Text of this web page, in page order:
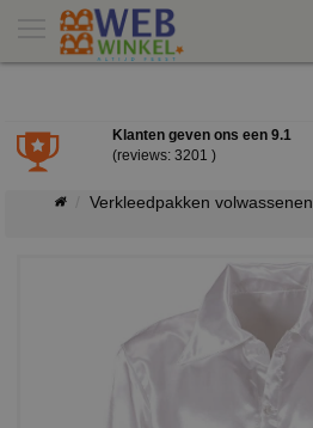
Klanten geven ons een 9.1
(reviews: 3201 )
Verkleedpakken volwassenen